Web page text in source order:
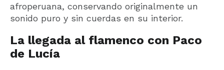
afroperuana, conservando originalmente un
sonido puro y sin cuerdas en su interior.
La llegada al flamenco con Paco
de Lucía